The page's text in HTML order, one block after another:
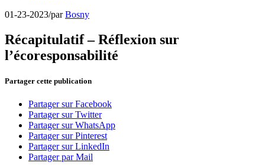
01-23-2023/parBosny
Récapitulatif – Réflexion sur
l’écoresponsabilité
Partager cette publication
Partager sur Facebook
Partager sur Twitter
Partager sur WhatsApp
Partager sur Pinterest
Partager sur LinkedIn
Partager par Mail